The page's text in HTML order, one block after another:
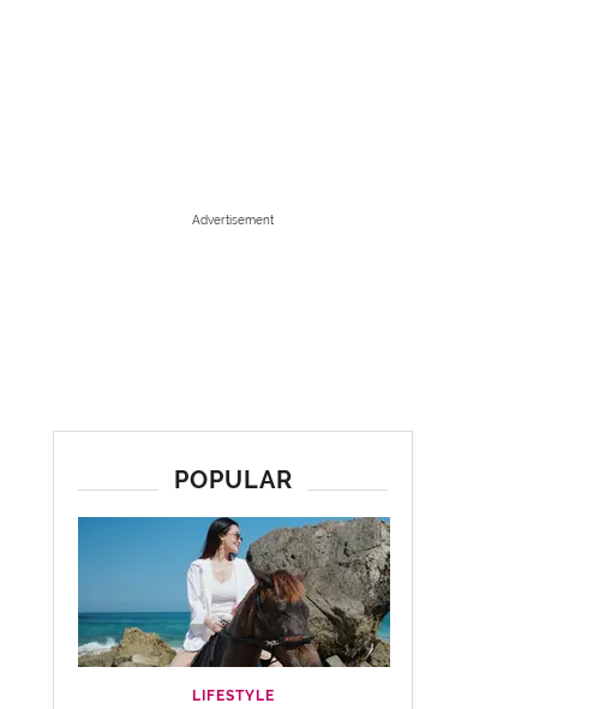
Advertisement
POPULAR
LIFESTYLE